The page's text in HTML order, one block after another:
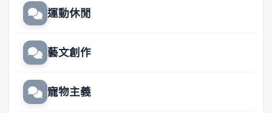
運動休閒
藝文創作
寵物主義